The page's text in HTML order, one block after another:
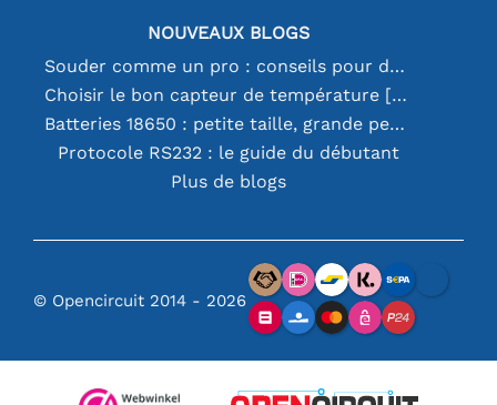
NOUVEAUX BLOGS
Souder comme un pro : conseils pour des connexions électroniques parfaites
Choisir le bon capteur de température [youtube]
Batteries 18650 : petite taille, grande performance
Protocole RS232 : le guide du débutant
Plus de blogs
© Opencircuit 2014 - 2026